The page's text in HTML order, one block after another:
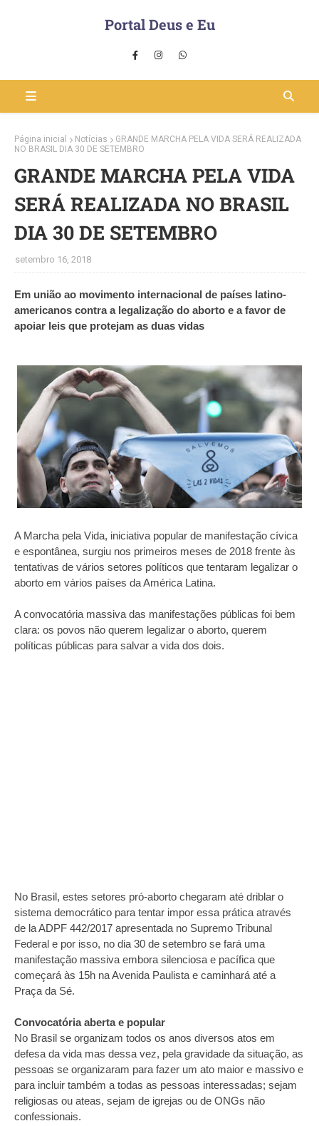
Portal Deus e Eu
Página inicial Notícias
GRANDE MARCHA PELA VIDA SERÁ REALIZADA
NO BRASIL DIA 30 DE SETEMBRO
GRANDE MARCHA PELA VIDA
SERÁ REALIZADA NO BRASIL
DIA 30 DE SETEMBRO
setembro 16, 2018
Em união ao movimento internacional de países latino-
americanos contra a legalização do aborto e a favor de
apoiar leis que protejam as duas vidas
A Marcha pela Vida, iniciativa popular de manifestação cívica
e espontânea, surgiu nos primeiros meses de 2018 frente às
tentativas de vários setores políticos que tentaram legalizar o
aborto em vários países da América Latina.
A convocatória massiva das manifestações públicas foi bem
clara: os povos não querem legalizar o aborto, querem
políticas públicas para salvar a vida dos dois.
No Brasil, estes setores pró-aborto chegaram até driblar o
sistema democrático para tentar impor essa prática através
de la ADPF 442/2017 apresentada no Supremo Tribunal
Federal e por isso, no dia 30 de setembro se fará uma
manifestação massiva embora silenciosa e pacífica que
começará às 15h na Avenida Paulista e caminhará até a
Praça da Sé.
Convocatória aberta e popular
No Brasil se organizam todos os anos diversos atos em
defesa da vida mas dessa vez, pela gravidade da situação, as
pessoas se organizaram para fazer um ato maior e massivo e
para incluir também a todas as pessoas interessadas; sejam
religiosas ou ateas, sejam de igrejas ou de ONGs não
confessionais.